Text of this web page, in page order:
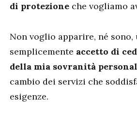
di protezione che vogliamo
Non voglio apparire, né sono,
semplicemente accetto di
della mia sovranità
cambio dei servizi che
esigenze.